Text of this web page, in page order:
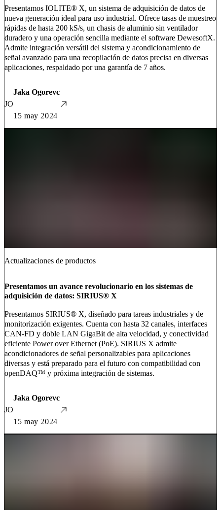
Presentamos IOLITE® X, un sistema de adquisición de datos de
nueva generación ideal para uso industrial. Ofrece tasas de muestreo
rápidas de hasta 200 kS/s, un chasis de aluminio sin ventilador
duradero y una operación sencilla mediante el software DewesoftX.
Admite integración versátil del sistema y acondicionamiento de
señal avanzado para una recopilación de datos precisa en diversas
aplicaciones, respaldado por una garantía de 7 años.
JO
Jaka Ogorevc
15 may 2024
Actualizaciones de productos
Presentamos un avance revolucionario en los sistemas de
adquisición de datos: SIRIUS® X
Presentamos SIRIUS® X, diseñado para tareas industriales y de
monitorización exigentes. Cuenta con hasta 32 canales, interfaces
CAN-FD y doble LAN GigaBit de alta velocidad, y conectividad
eficiente Power over Ethernet (PoE). SIRIUS X admite
acondicionadores de señal personalizables para aplicaciones
diversas y está preparado para el futuro con compatibilidad con
openDAQ™ y próxima integración de sistemas.
JO
Jaka Ogorevc
15 may 2024